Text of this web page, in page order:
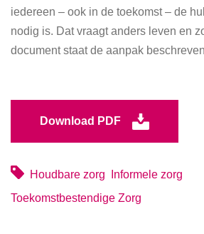
iedereen – ook in de toekomst – de
nodig is. Dat vraagt anders leven en
document staat de aanpak
Download PDF
Houdbare zorg
Informele zorg
Toekomstbestendige Zorg